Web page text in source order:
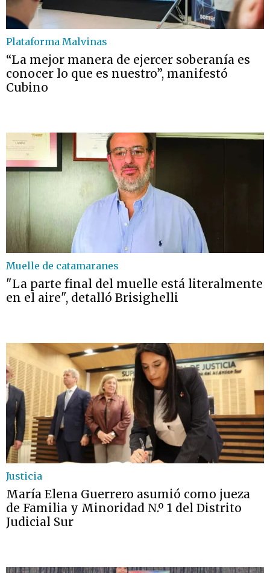
Plataforma Malvinas
“La mejor manera de ejercer soberanía es
conocer lo que es nuestro”, manifestó
Cubino
Muelle de catamaranes
"La parte final del muelle está literalmente
en el aire", detalló Brisighelli
Justicia
María Elena Guerrero asumió como jueza
de Familia y Minoridad N.º 1 del Distrito
Judicial Sur